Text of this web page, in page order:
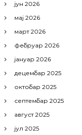
јун 2026
мај 2026
март 2026
фебруар 2026
јануар 2026
децембар 2025
октобар 2025
септембар 2025
август 2025
јул 2025